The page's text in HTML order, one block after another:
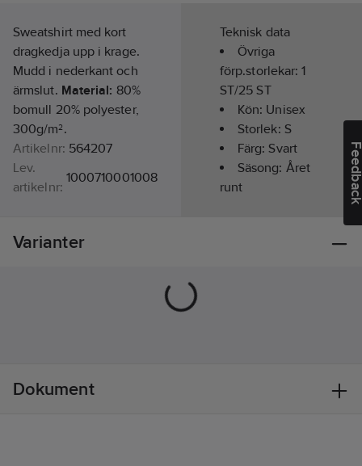
Sweatshirt med kort
dragkedja upp i krage.
Mudd i nederkant och
ärmslut. Material: 80%
bomull 20% polyester,
300g/m².
Artikelnr: 564207
Lev.
artikelnr:
1000710001008
Materialklass
Teknisk data
Övriga
förp.storlekar:1
ST/25 ST
Kön: Unisex
Storlek: S
Färg:Svart
Säsong: Året
runt
Varianter
Dokument